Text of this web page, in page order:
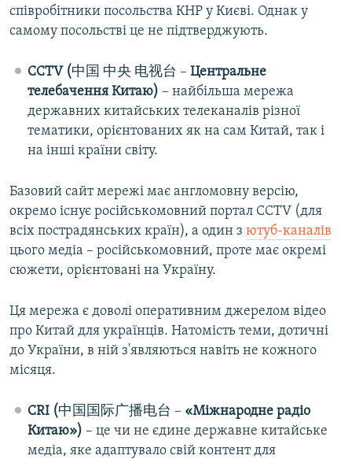
співробітники посольства КНР у Києві. Однак у
самому посольстві це не підтверджують.
CCTV​(中国 中央 电视台​ –​ Центральне
телебачення Китаю) – найбільша мережа
державних китайських телеканалів різної
тематики, орієнтованих як на сам Китай, так і
на інші країни світу.
Базовий сайт мережі має англомовну версію,
окремо існує російськомовний портал ССTV (для
всіх пострадянських країн), а один з ютуб-каналів
цього медіа – російськомовний, проте має окремі
сюжети, орієнтовані на Україну.
Ця мережа є доволі оперативним джерелом відео
про Китай для українців. Натомість теми, дотичні
до України, в ній з'являються навіть не кожного
місяця.
CRI (中国国际广播电台 – «Міжнародне радіо
Китаю») – це чи не єдине державне китайське
медіа, яке адаптувало свій контент для